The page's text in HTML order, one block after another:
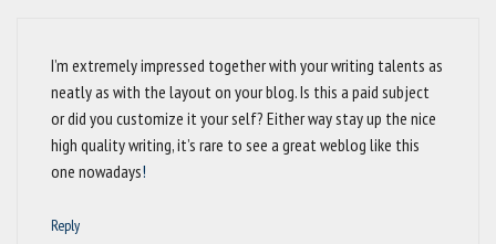
I’m extremely impressed together with your writing talents as
neatly as with the layout on your blog. Is this a paid subject
or did you customize it your self? Either way stay up the nice
high quality writing, it’s rare to see a great weblog like this
one nowadays!
Reply